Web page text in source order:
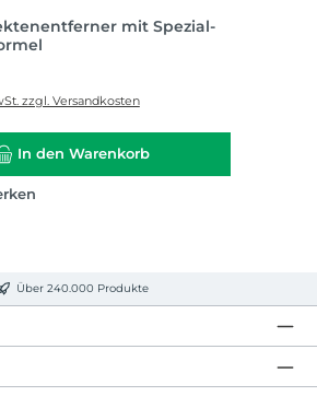
mit Spezial-
zzgl. Versandkosten
In den Warenkorb
Über 240.000 Produkte